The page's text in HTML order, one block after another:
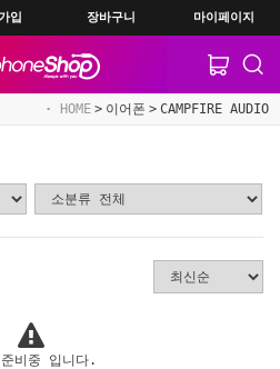
입 장바구니 마이페이지
HOME 이어폰 CAMPFIRE AUDIO
비중 입니다.